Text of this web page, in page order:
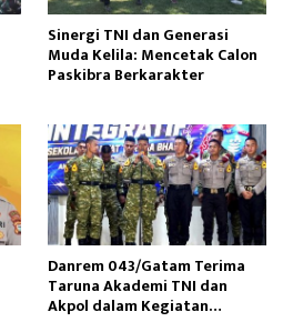
Sinergi TNI dan Generasi
Muda Kelila: Mencetak Calon
Paskibra Berkarakter
Danrem 043/Gatam Terima
Taruna Akademi TNI dan
Akpol dalam Kegiatan